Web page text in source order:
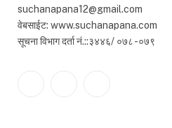
suchanapana12@gmail.com
वेबसाईट: www.suchanapana.com
सूचना विभाग दर्ता नं.::३४४६/ ०७८ -०७९